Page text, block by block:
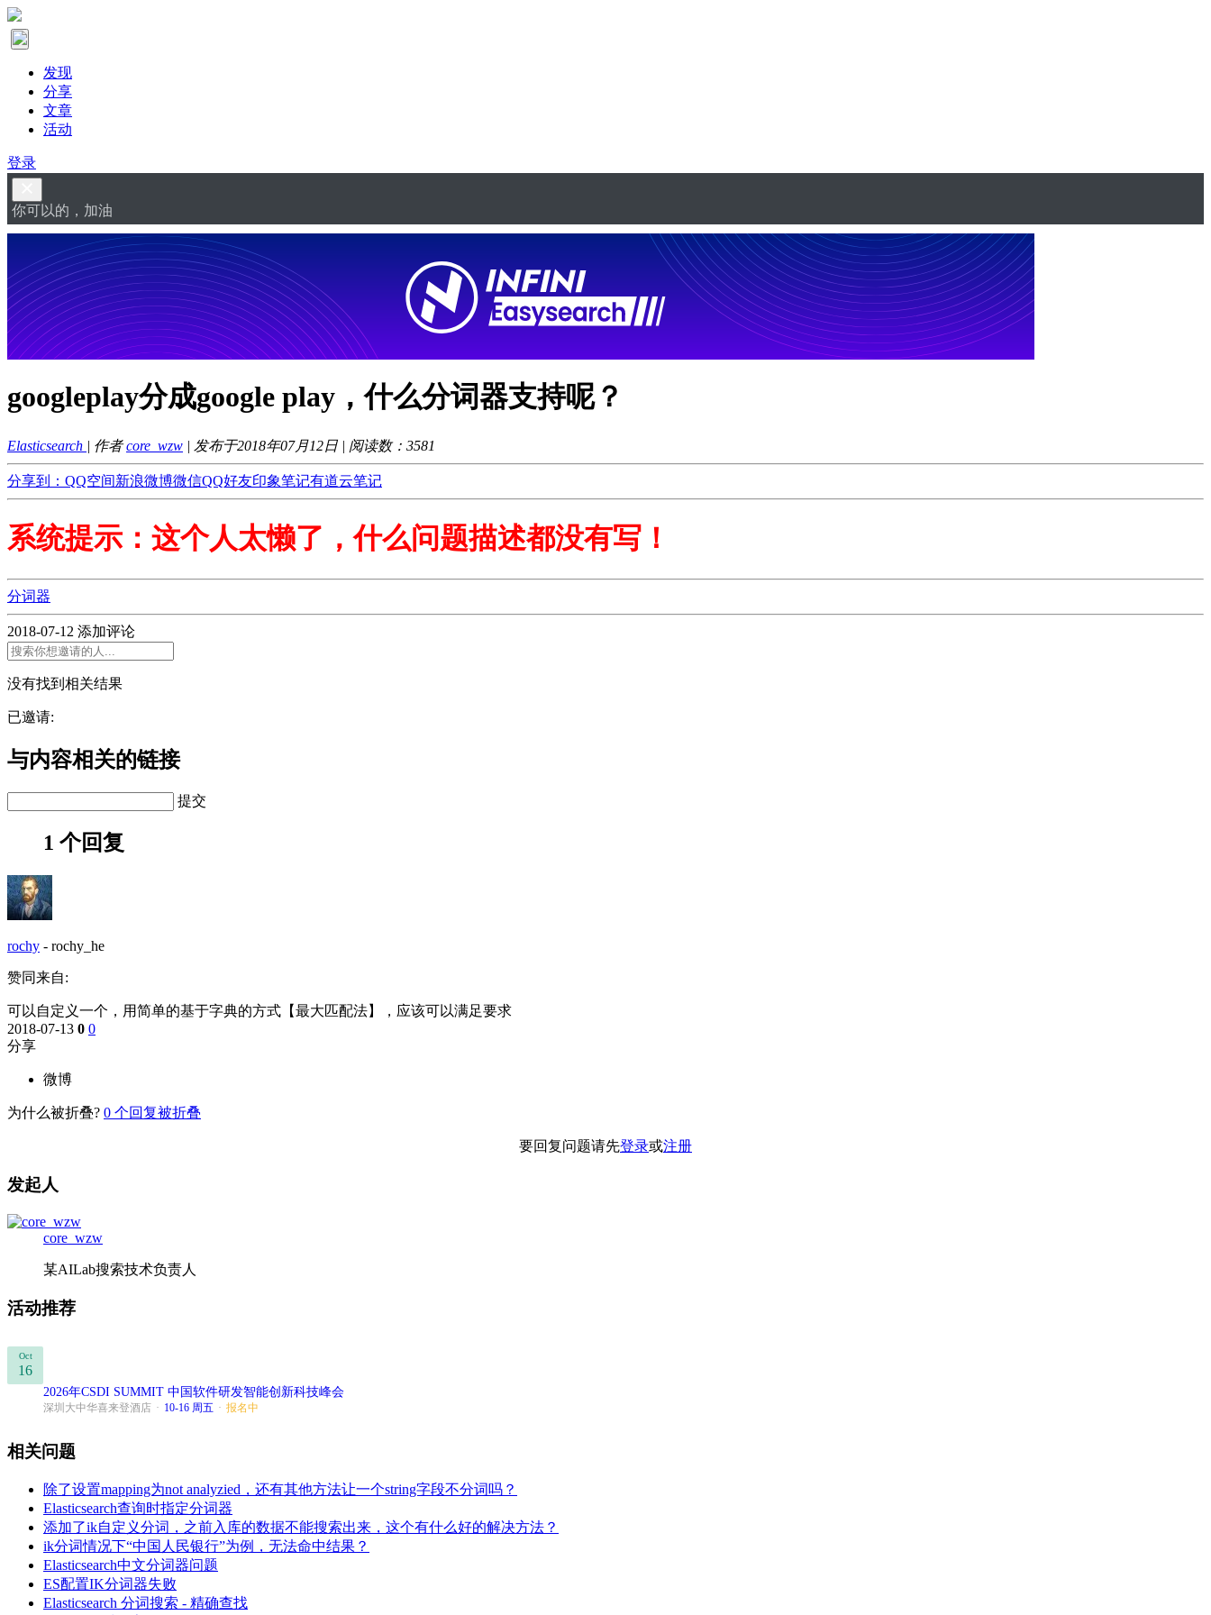
发现
分享
文章
活动
登录
你可以的，加油
googleplay分成google play，什么分词器支持呢？
Elasticsearch | 作者core_wzw | 发布于2018年07月12日 | 阅读数： 3581
分享到： QQ空间新浪微博微信QQ好友印象笔记有道云笔记
系统提示：这个人太懒了，什么问题描述都没有写！
分词器
2018-07-12 添加评论
没有找到相关结果
已邀请:
与内容相关的链接
提交
1 个回复
rochy - rochy_he
赞同来自:
可以自定义一个，用简单的基于字典的方式【最大匹配法】，应该可以满足要求
2018-07-13 0 0
分享
微博
为什么被折叠? 0 个回复被折叠
要回复问题请先登录或注册
发起人
core_wzw
某AILab搜索技术负责人
活动推荐
Oct
16
2026年CSDI SUMMIT 中国软件研发智能创新科技峰会
深圳大中华喜来登酒店 · 10-16 周五 · 报名中
相关问题
除了设置mapping为not analyzied，还有其他方法让一个string字段不分词吗？
Elasticsearch查询时指定分词器
添加了ik自定义分词，之前入库的数据不能搜索出来，这个有什么好的解决方法？
ik分词情况下“中国人民银行”为例，无法命中结果？
Elasticsearch中文分词器问题
ES配置IK分词器失败
Elasticsearch 分词搜索 - 精确查找